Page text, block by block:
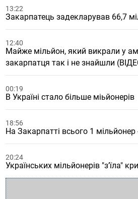
13:22
Закарпатець задекларував 66,7
12:40
Майже мільйон, який викрали у
закарпатця так і не знайшли
00:19
В Україні стало більше міьйонерів
18:56
На Закарпатті всього 1
20:24
Українських мільйонерів "з’їла"